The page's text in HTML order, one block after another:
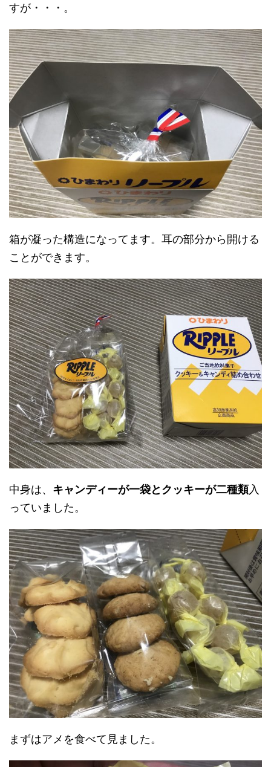
すが・・・。
箱が凝った構造になってます。耳の部分から開ける
ことができます。
中身は、 キャンディーが一袋とクッキーが二種類入
っていました。
まずはアメを食べて見ました。